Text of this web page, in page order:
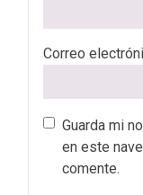
Correo
Guarda mi
en este
comente.